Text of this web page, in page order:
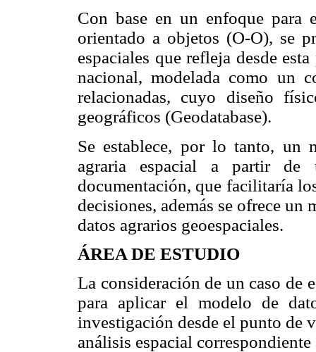
Con base en un enfoque para
orientado a objetos (O-O), se
espaciales que refleja desde
nacional, modelada como un
relacionadas, cuyo diseño
geográficos (Geodatabase).
Se establece, por lo tanto, un
agraria espacial a partir
documentación, que facilitaría
decisiones, además se ofrece
datos agrarios geoespaciales.
ÁREA DE ESTUDIO
La consideración de un caso de
para aplicar el modelo de
investigación desde el punto de
análisis espacial